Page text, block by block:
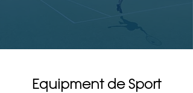
Equipment de Sport